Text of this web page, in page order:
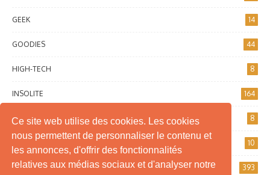
Ce site web utilise des cookies. Les cookies
nous permettent de personnaliser le contenu et
les annonces, d'offrir des fonctionnalités
relatives aux médias sociaux et d'analyser notre
GEEK 14
GOODIES 44
HIGH-TECH 8
INSOLITE 164
INTERNET 8
JEUX DE SOCIÉTÉ 10
JEUX VIDÉO 393